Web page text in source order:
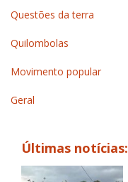
Questões da terra
Quilombolas
Movimento popular
Geral
Últimas notícias: